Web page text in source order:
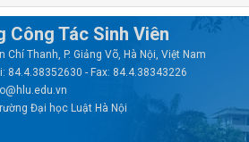
Công Tác Sinh Viên
Chí Thanh, P. Giảng Võ, Hà Nội, Việt Nam
84.4.38352630 - Fax: 84.4.38343226
Đại học Luật Hà Nội